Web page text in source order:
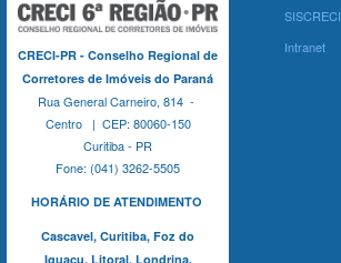
CRECI-PR - Conselho Regional de
Corretores de Imóveis do Paraná
Rua General Carneiro, 814 -
Centro | CEP: 80060-150
Curitiba - PR
Fone: (041) 3262-5505
HORÁRIO DE ATENDIMENTO
Cascavel, Curitiba, Foz do
Iguaçu, Litoral, Londrina,
SISCRECI
Intranet